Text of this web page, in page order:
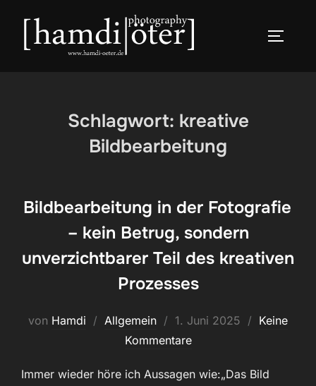
springen
Schlagwort: kreative
Bildbearbeitung
Bildbearbeitung in der Fotografie
– kein Betrug, sondern
unverzichtbarer Teil des kreativen
Prozesses
von Hamdi Allgemein
Veröffentlicht
am
1. Juni 2025
Keine
Kommentare
Immer wieder höre ich Aussagen wie:„Das Bild